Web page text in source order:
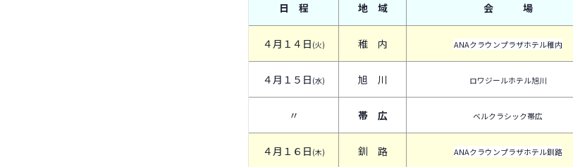
日 程 地 域 会 場
４月１４日 (火) 稚 内 ANAクラウンプラザホテル稚内
４月１５日 (水) 旭 川 ロワジールホテル旭川
〃 帯 広 ベルクラシック帯広
４月１６日 (木) 釧 路 ANAクラウンプラザホテル釧路